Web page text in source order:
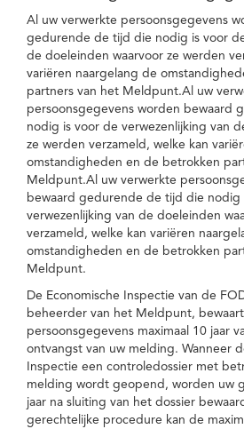
Al uw verwerkte persoonsgegevens
gedurende de tijd die nodig is voor
de doeleinden waarvoor ze werden
variëren naargelang de
partners van het Meldpunt.Al uw
persoonsgegevens worden bewaard
nodig is voor de verwezenlijking van
ze werden verzameld, welke kan
omstandigheden en de betrokken
Meldpunt.Al uw verwerkte
bewaard gedurende de tijd die nodig
verwezenlijking van de doeleinden
verzameld, welke kan variëren
omstandigheden en de betrokken
Meldpunt.
De Economische Inspectie van de
beheerder van het Meldpunt,
persoonsgegevens maximaal 10 jaar
ontvangst van uw melding. Wanneer
Inspectie een controledossier met
melding wordt geopend, worden uw
jaar na sluiting van het dossier
gerechtelijke procedure kan de